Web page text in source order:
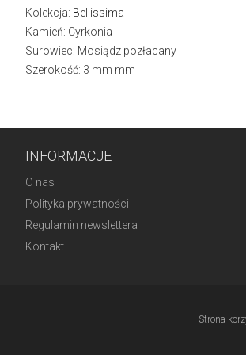
Kolekcja: Bellissima
Kamień: Cyrkonia
Surowiec: Mosiądz pozłacany
Szerokość: 3 mm mm
INFORMACJE
O nas
Polityka prywatności
Regulamin newslettera
Kontakt
Strona